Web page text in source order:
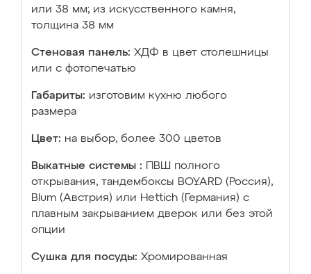
или 38 мм; из искусственного камня,
толщина 38 мм
Стеновая панель: ХДФ в цвет столешницы
или с фотопечатью
Габариты: изготовим кухню любого
размера
Цвет: на выбор, более 300 цветов
Выкатные системы :
ПВШ полного
открывания, тандембоксы BOYARD (Россия),
Blum (Австрия) или Hettich (Германия) с
плавным закрыванием дверок или без этой
опции
Сушка для посуды: Хромированная